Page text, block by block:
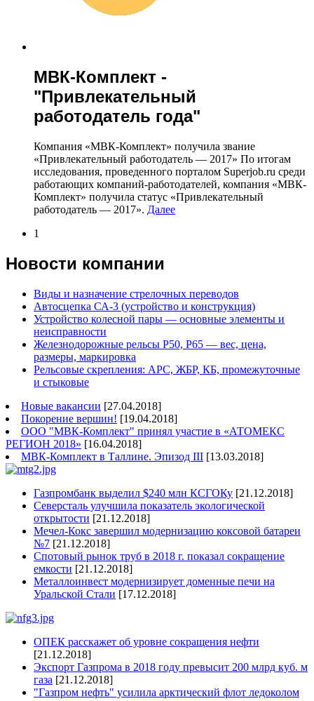
МВК-Комплект -
"Привлекательный
работодатель года"
Компания «МВК-Комплект» получила звание
«Привлекательный работодатель — 2017» По итогам
исследования, проведенного порталом Superjob.ru среди
работающих компаний-работодателей, компания «МВК-
Комплект» получила статус «Привлекательный
работодатель — 2017». Далее
1
Новости компании
Виды и назначение стрелочных переводов
Автосцепка СА-3 (устройство и конструкция)
Устройство колесной пары — основные элементы и
неисправности
Железнодорожные рельсы Р50, Р65 — вес, цена,
размеры, маркировка
Рельсовые скрепления: АРС, ЖБР, КБ, промежуточные
и стыковые
Новые вакансии [27.04.2018]
Покорение вершин! [19.04.2018]
ООО "МВК-Комплект" принял участие в «АТОМЕКС
РЕГИОН 2018» [16.04.2018]
МВК-Комплект в Таллине. Эпизод III [13.03.2018]
Газпромбанк выделил $240 млн КСГОКу [21.12.2018]
Северсталь улучшила показатель экологической
открытости [21.12.2018]
Мечел-Кокс завершил модернизацию коксовой батареи
№7 [21.12.2018]
Спотовый рынок труб в 2018 г. показал сокращение
емкости [21.12.2018]
Металлоинвест модернизирует доменные печи на
Уральской Стали [17.12.2018]
ОПЕК расскажет об уровне сокращения нефти
[21.12.2018]
Экспорт Газпрома в 2018 году превысит 200 млрд куб. м
газа [21.12.2018]
"Газпром нефть" усилила арктический флот ледоколом